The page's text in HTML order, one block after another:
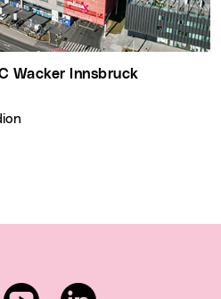
Wacker Innsbruck
YouTube LinkedIn